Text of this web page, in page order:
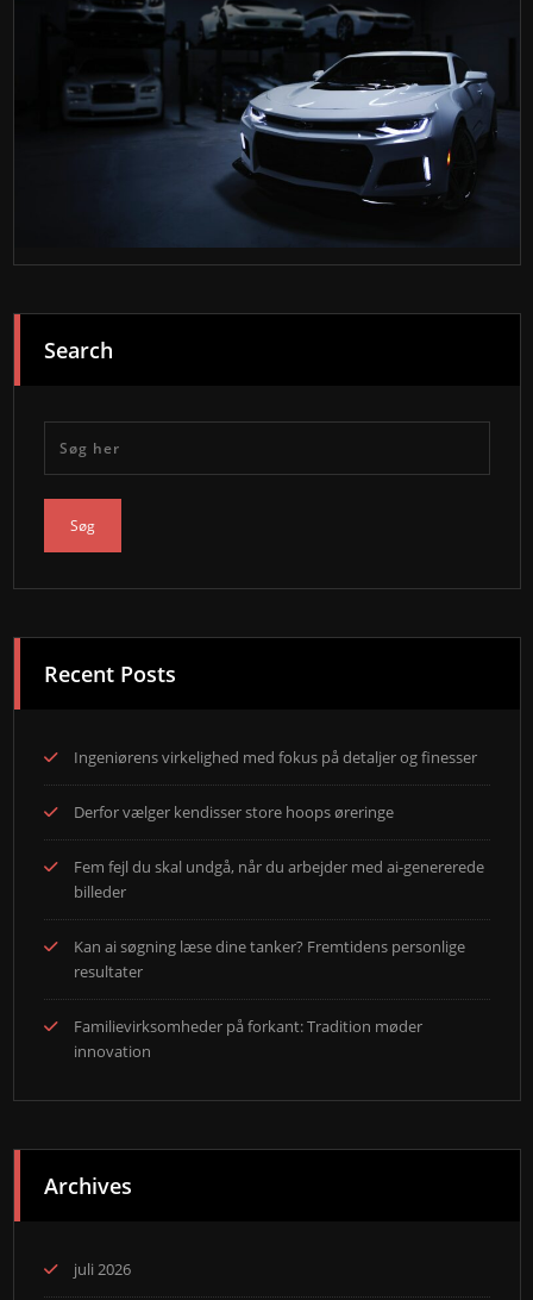
Search
Recent Posts
Ingeniørens virkelighed med fokus på detaljer og finesser
Derfor vælger kendisser store hoops øreringe
Fem fejl du skal undgå, når du arbejder med ai-genererede
billeder
Kan ai søgning læse dine tanker? Fremtidens personlige
resultater
Familievirksomheder på forkant: Tradition møder
innovation
Archives
juli 2026